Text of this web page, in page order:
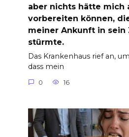
aber nichts hätte mich
vorbereiten können,
meiner Ankunft in sein
stürmte.
Das Krankenhaus rief an,
dass mein
0 16